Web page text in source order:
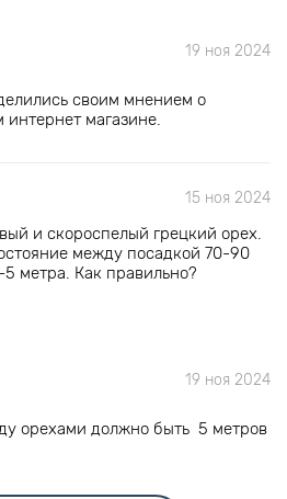
19 ноя 2024
своим мнением о
магазине.
15 ноя 2024
и скороспелый грецкий орех.
между посадкой 70-90
метра. Как правильно?
19 ноя 2024
орехами должно быть 5 метров